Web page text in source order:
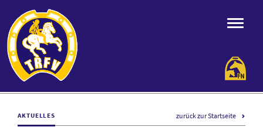
AKTUELLES zurück zur Startseite